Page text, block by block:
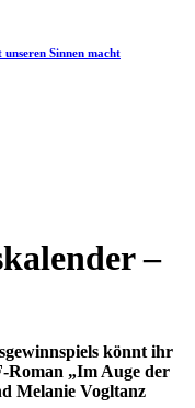
Sinnen macht
–
könnt ihr
Roman „Im Auge der
Melanie Vogltanz